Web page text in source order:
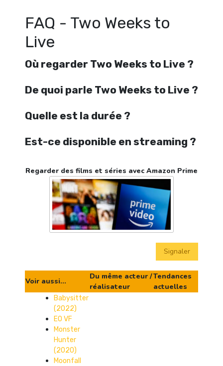
FAQ - Two Weeks to
Live
Où regarder Two Weeks to Live ?
De quoi parle Two Weeks to Live ?
Quelle est la durée ?
Est-ce disponible en streaming ?
Regarder des films et séries avec Amazon Prime
Signaler
Voir aussi...
Du même acteur /
réalisateur
Tendances
actuelles
Babysitter
(2022)
EO VF
Monster
Hunter
(2020)
Moonfall